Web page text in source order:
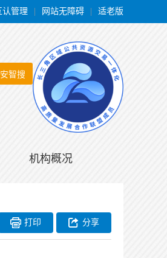
认管理 网站无障碍 适老版
智搜
机构概况
分享
打印